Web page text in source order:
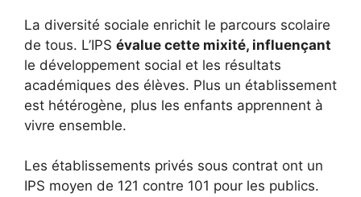
La diversité sociale enrichit le parcours scolaire
de tous. L’IPS évalue cette mixité, influençant
le développement social et les résultats
académiques des élèves. Plus un établissement
est hétérogène, plus les enfants apprennent à
vivre ensemble.
Les établissements privés sous contrat ont un
IPS moyen de 121 contre 101 pour les publics.